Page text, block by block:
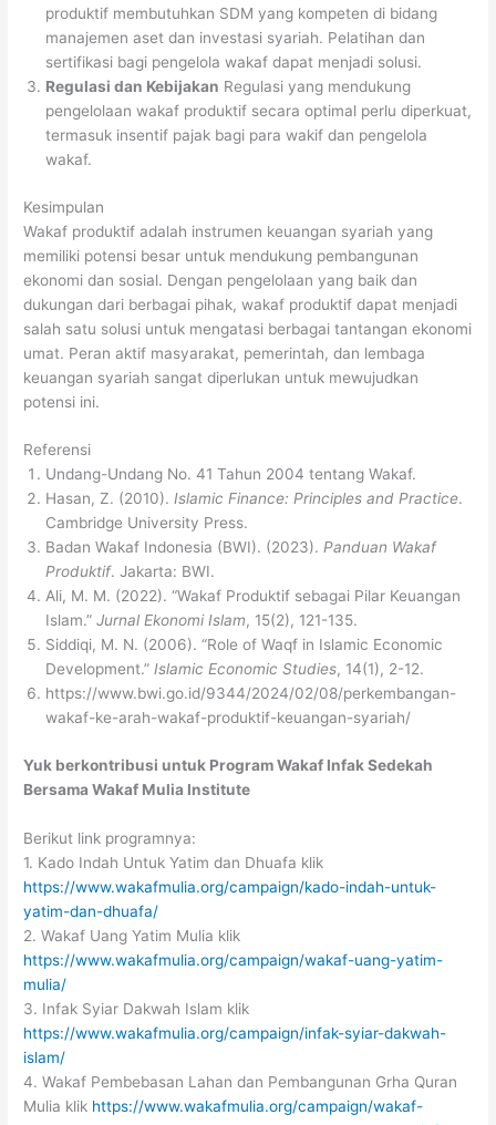
produktif membutuhkan SDM yang kompeten di bidang
manajemen aset dan investasi syariah. Pelatihan dan
sertifikasi bagi pengelola wakaf dapat menjadi solusi.
Regulasi dan Kebijakan Regulasi yang mendukung
pengelolaan wakaf produktif secara optimal perlu diperkuat,
termasuk insentif pajak bagi para wakif dan pengelola
wakaf.
Kesimpulan
Wakaf produktif adalah instrumen keuangan syariah yang
memiliki potensi besar untuk mendukung pembangunan
ekonomi dan sosial. Dengan pengelolaan yang baik dan
dukungan dari berbagai pihak, wakaf produktif dapat menjadi
salah satu solusi untuk mengatasi berbagai tantangan ekonomi
umat. Peran aktif masyarakat, pemerintah, dan lembaga
keuangan syariah sangat diperlukan untuk mewujudkan
potensi ini.
Referensi
Undang-Undang No. 41 Tahun 2004 tentang Wakaf.
Hasan, Z. (2010).Islamic Finance: Principles and Practice.
Cambridge University Press.
Badan Wakaf Indonesia (BWI). (2023).Panduan Wakaf
Produktif. Jakarta: BWI.
Ali, M. M. (2022). “Wakaf Produktif sebagai Pilar Keuangan
Islam.”Jurnal Ekonomi Islam, 15(2), 121-135.
Siddiqi, M. N. (2006). “Role of Waqf in Islamic Economic
Development.”Islamic Economic Studies, 14(1), 2-12.
https://www.bwi.go.id/9344/2024/02/08/perkembangan-
wakaf-ke-arah-wakaf-produktif-keuangan-syariah/
Yuk berkontribusi untuk Program Wakaf Infak Sedekah
Bersama Wakaf Mulia Institute
Berikut link programnya:
1. Kado Indah Untuk Yatim dan Dhuafa klik
https://www.wakafmulia.org/campaign/kado-indah-untuk-
yatim-dan-dhuafa/
2. Wakaf Uang Yatim Mulia klik
https://www.wakafmulia.org/campaign/wakaf-uang-yatim-
mulia/
3. Infak Syiar Dakwah Islam klik
https://www.wakafmulia.org/campaign/infak-syiar-dakwah-
islam/
4. Wakaf Pembebasan Lahan dan Pembangunan Grha Quran
Mulia klik https://www.wakafmulia.org/campaign/wakaf-